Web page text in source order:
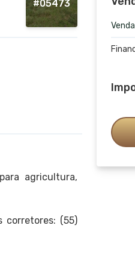
#05473
agricultura,
corretores: (55)
Venda